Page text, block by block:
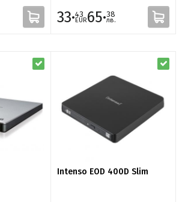
33·43
EUR65·38
лв.
Intenso EOD 400D Slim